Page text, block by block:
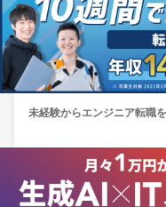
未経験からエンジニア転職